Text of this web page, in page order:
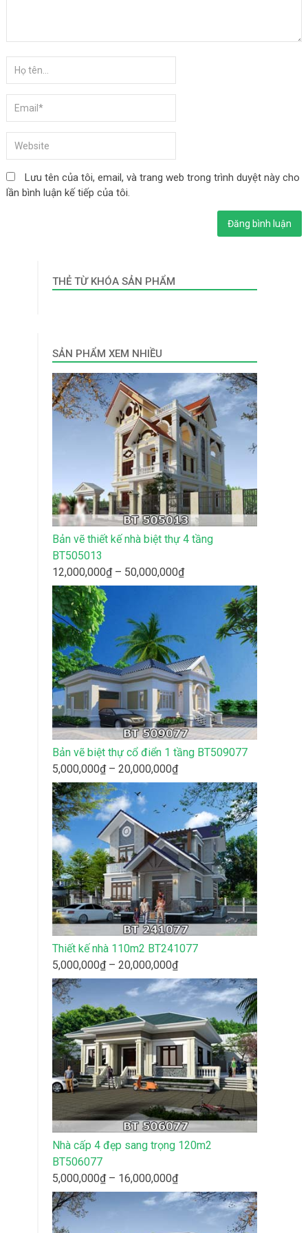
Lưu tên của tôi, email, và trang web trong trình duyệt này cho
lần bình luận kế tiếp của tôi.
THẺ TỪ KHÓA SẢN PHẨM
SẢN PHẨM XEM NHIỀU
Bản vẽ thiết kế nhà biệt thự 4 tầng
BT505013
12,000,000₫ – 50,000,000₫Khoảng
giá:
12,000,000₫
đến
50,000,000₫
Bản vẽ biệt thự cổ điển 1 tầng BT509077
5,000,000₫ – 20,000,000₫Khoảng
giá:
từ
5,000,000₫
đến
20,000,000₫
Thiết kế nhà 110m2 BT241077
5,000,000₫ – 20,000,000₫Khoảng
giá:
từ
5,000,000₫
đến
20,000,000₫
Nhà cấp 4 đẹp sang trọng 120m2
BT506077
5,000,000₫ – 16,000,000₫Khoảng
giá:
5,000,000₫